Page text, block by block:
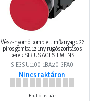
Vész-nyomó komplett műanyag d22
piros gomba 1z 1ny rugószorításos
kerek SIRIUS ACT SIEMENS
SIE3SU1100-1BA20-3FA0
Nincs raktáron
Bruttó listaár